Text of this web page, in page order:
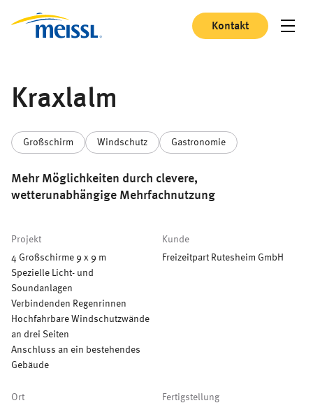
Kontakt
Kraxlalm
Großschirm Windschutz Gastronomie
Mehr Möglichkeiten durch clevere,
wetterunabhängige Mehrfachnutzung
Projekt
4 Großschirme 9 x 9 m
Spezielle Licht- und
Soundanlagen
Verbindenden Regenrinnen
Hochfahrbare Windschutzwände
an drei Seiten
Anschluss an ein bestehendes
Gebäude
Kunde
Freizeitpart Rutesheim GmbH
Ort
Fertigstellung